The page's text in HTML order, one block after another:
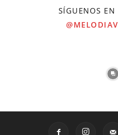
SÍGUENOS EN